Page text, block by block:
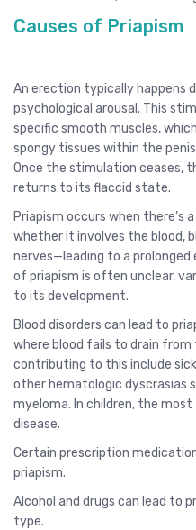
Causes of Priapism
An erection typically happens
psychological arousal. This
specific smooth muscles,
spongy tissues within the
Once the stimulation ceases,
returns to its flaccid state.
Priapism occurs when there’s
whether it involves the blood,
nerves—leading to a
of priapism is often unclear,
to its development.
Blood disorders can lead to
where blood fails to drain from
contributing to this include
other hematologic dyscrasias
myeloma. In children, the most
disease.
Certain prescription
priapism.
Alcohol and drugs can lead to
type.